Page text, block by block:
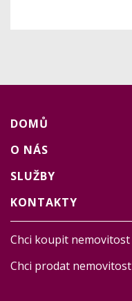
DOMŮ
O NÁS
SLUŽBY
KONTAKTY
Chci koupit nemovitost
Chci prodat nemovitost